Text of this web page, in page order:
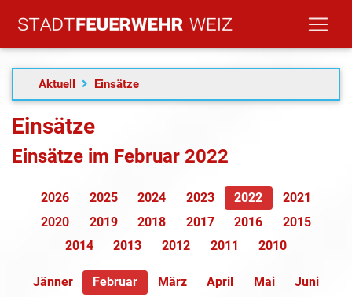
Aktuell Einsätze
Einsätze
Einsätze im Februar 2022
2026 2025 2024 2023 2022
2021
2020
2019 2018 2017 2016
2015
2014
2013 2012 2011 2010
Jänner Februar März April Mai
Juni